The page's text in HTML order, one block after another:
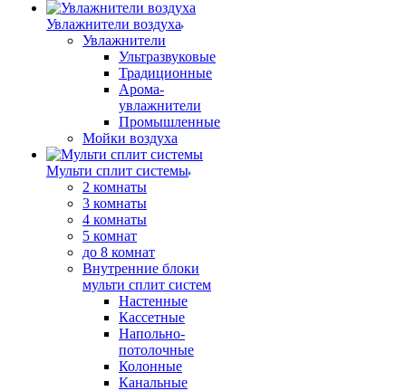
Увлажнители воздуха
Увлажнители
Ультразвуковые
Традиционные
Арома-
увлажнители
Промышленные
Мойки воздуха
Мульти сплит системы
2 комнаты
3 комнаты
4 комнаты
5 комнат
до 8 комнат
Внутренние блоки
мульти сплит систем
Настенные
Кассетные
Напольно-
потолочные
Колонные
Канальные